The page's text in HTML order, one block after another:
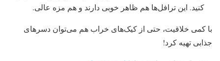
کنید. این ترافل‌ها هم ظاهر خوبی دارند و هم مزه عالی.
با کمی خلاقیت، حتی از کیک‌های خراب هم می‌توان دسرهای
جذابی تهیه کرد!